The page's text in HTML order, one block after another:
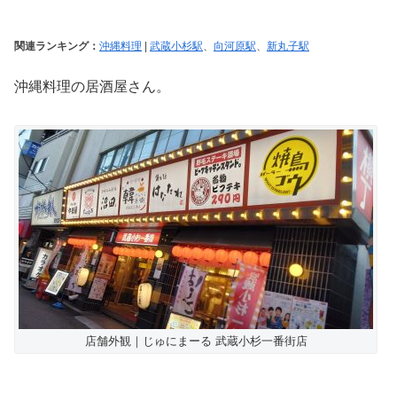
関連ランキング： 沖縄料理 | 武蔵小杉駅、 向河原駅、 新丸子駅
沖縄料理の居酒屋さん。
店舗外観｜じゅにまーる 武蔵小杉一番街店